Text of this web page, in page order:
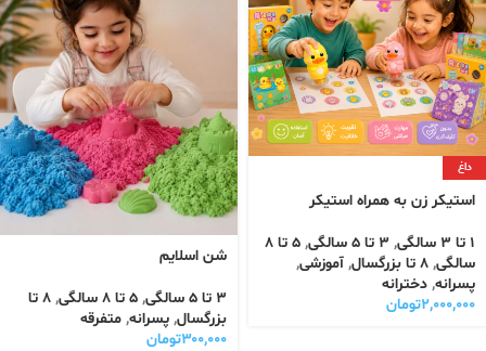
داغ
استیکر زن به همراه استیکر
1 تا 3 سالگی , 3 تا 5 سالگی ,
5 تا 8
سالگی, 8 تا بزرگسال , آموزشی,
پسرانه, دخترانه
۲,۰۰۰,۰۰۰تومان
شن اسلایم
3 تا 5 سالگی , 5 تا 8 سالگی ,
8 تا
بزرگسال, پسرانه, متفرقه
۳۰۰,۰۰۰تومان